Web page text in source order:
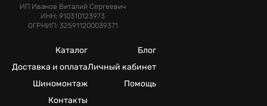
ИП Иванов Виталий Сергеевич
ИНН: 910310123973
ОГРНИП: 325911200039371
Каталог
Доставка и оплата
Шиномонтаж
Контакты
Блог
Личный кабинет
Помощь